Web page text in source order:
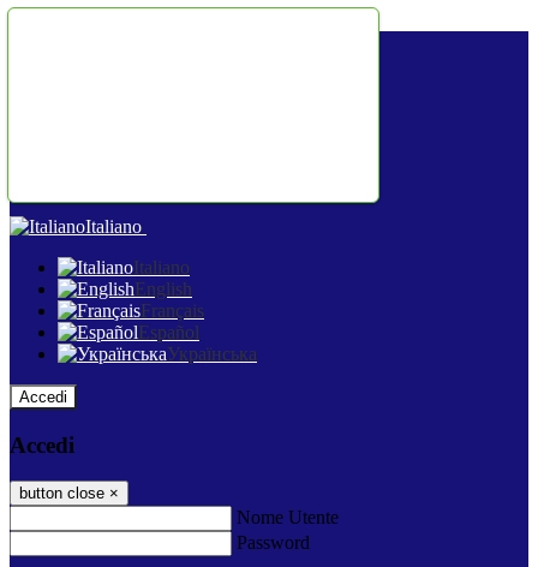
Italiano
Italiano
English
Français
Español
Українська
Accedi
Accedi
button close ×
Nome Utente
Password